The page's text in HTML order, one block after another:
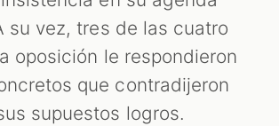
su vez, tres de las cuatro
oposición le respondieron
que contradijeron
supuestos logros.